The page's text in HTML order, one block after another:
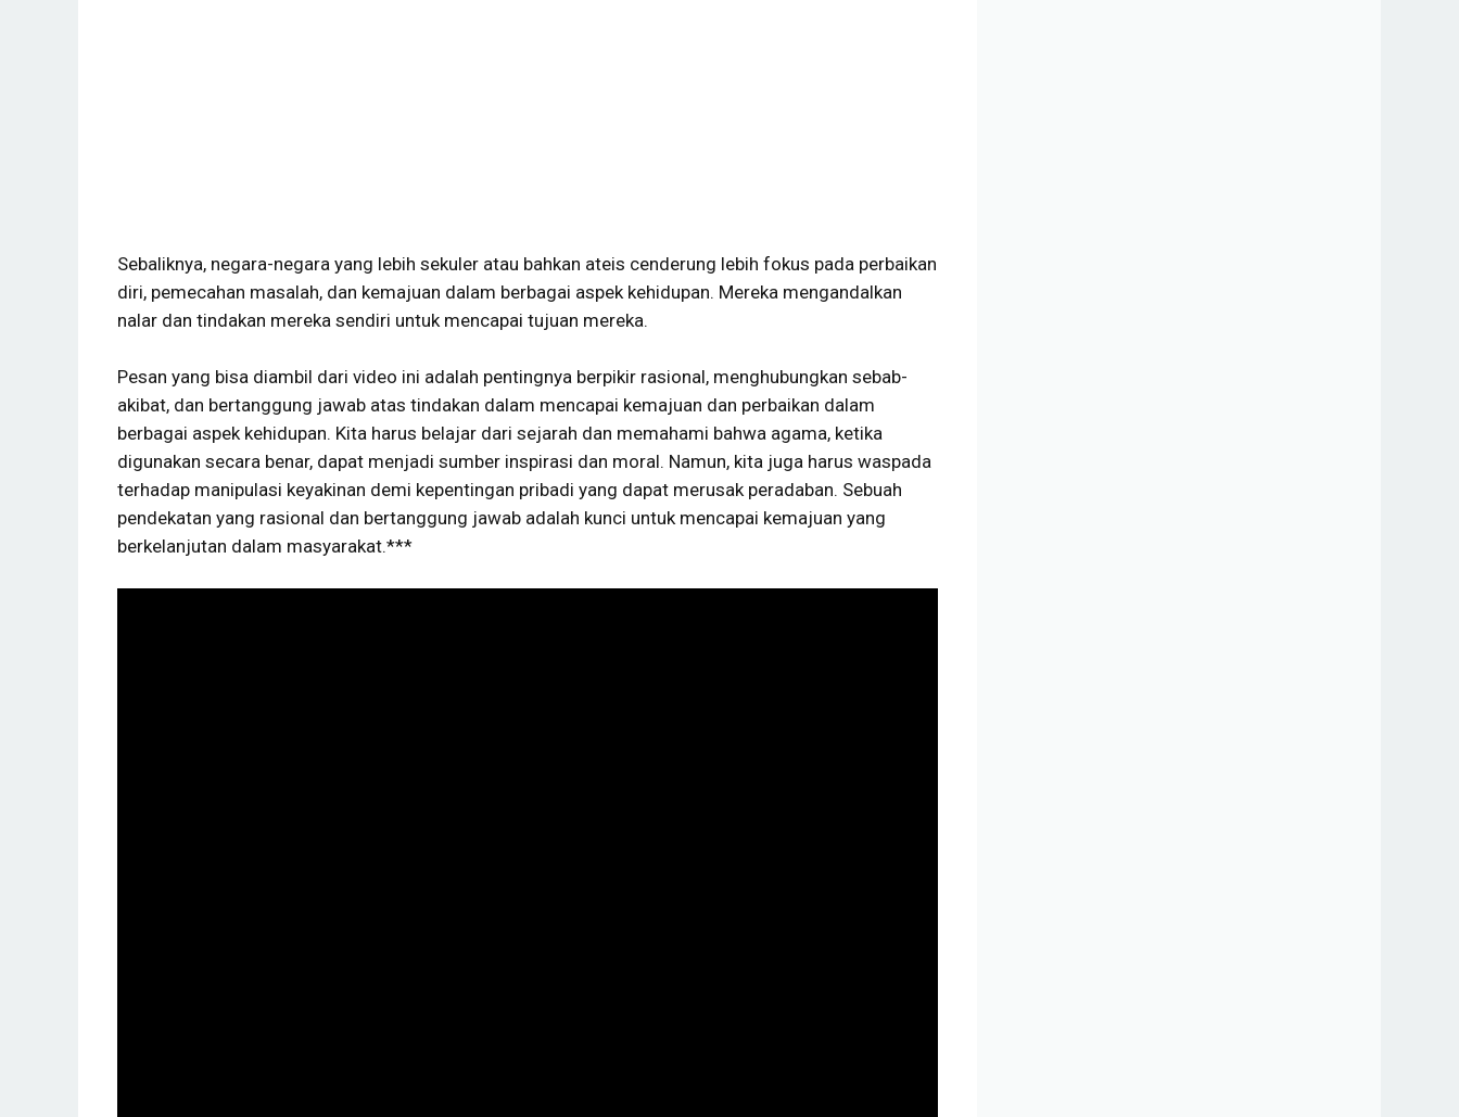
Sebaliknya, negara-negara yang lebih sekuler atau bahkan ateis cenderung lebih fokus pada perbaikan
diri, pemecahan masalah, dan kemajuan dalam berbagai aspek kehidupan. Mereka mengandalkan
nalar dan tindakan mereka sendiri untuk mencapai tujuan mereka.
Pesan yang bisa diambil dari video ini adalah pentingnya berpikir rasional, menghubungkan sebab-
akibat, dan bertanggung jawab atas tindakan dalam mencapai kemajuan dan perbaikan dalam
berbagai aspek kehidupan. Kita harus belajar dari sejarah dan memahami bahwa agama, ketika
digunakan secara benar, dapat menjadi sumber inspirasi dan moral. Namun, kita juga harus waspada
terhadap manipulasi keyakinan demi kepentingan pribadi yang dapat merusak peradaban. Sebuah
pendekatan yang rasional dan bertanggung jawab adalah kunci untuk mencapai kemajuan yang
berkelanjutan dalam masyarakat.***